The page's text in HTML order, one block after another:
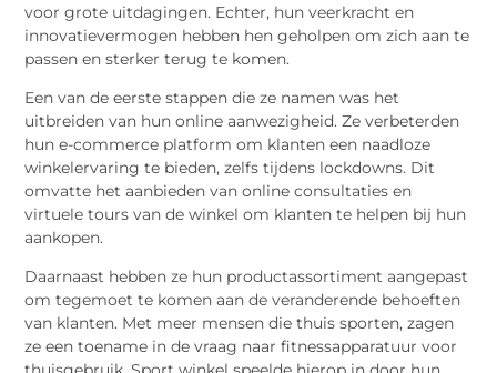
voor grote uitdagingen. Echter, hun veerkracht en
innovatievermogen hebben hen geholpen om zich aan te
passen en sterker terug te komen.
Een van de eerste stappen die ze namen was het
uitbreiden van hun online aanwezigheid. Ze verbeterden
hun e-commerce platform om klanten een naadloze
winkelervaring te bieden, zelfs tijdens lockdowns. Dit
omvatte het aanbieden van online consultaties en
virtuele tours van de winkel om klanten te helpen bij hun
aankopen.
Daarnaast hebben ze hun productassortiment aangepast
om tegemoet te komen aan de veranderende behoeften
van klanten. Met meer mensen die thuis sporten, zagen
ze een toename in de vraag naar fitnessapparatuur voor